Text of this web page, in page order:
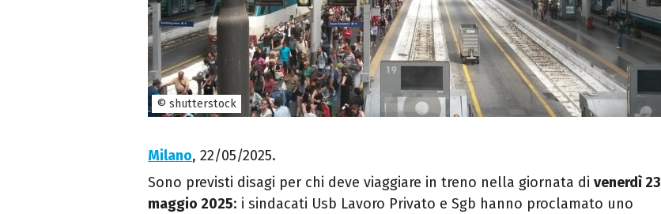
© shutterstock
Milano, 22/05/2025.
Sono previsti disagi per chi deve viaggiare in treno nella giornata di venerdì 23
maggio 2025: i sindacati Usb Lavoro Privato e Sgb hanno proclamato uno